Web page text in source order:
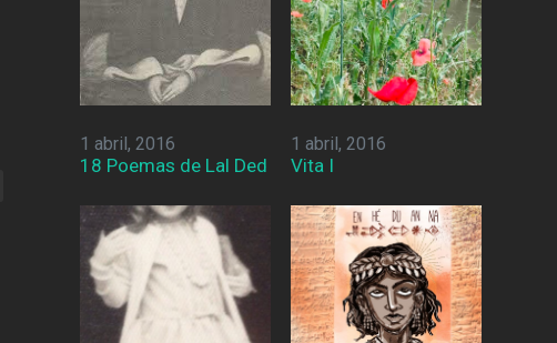
1 abril, 2016
18 Poemas de Lal Ded
1 abril, 2016
Vita I